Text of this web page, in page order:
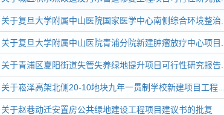
关于复旦大学附属中山医院国家医学中心南侧综合环境整治...
关于复旦大学附属中山医院青浦分院新建肿瘤放疗中心项目...
关于青浦区夏阳街道失管失养绿地提升项目可行性研究报告...
关于崧泽高架北侧20-10地块九年一贯制学校新建项目工程...
关于赵巷动迁安置房公共绿地建设工程项目建议书的批复